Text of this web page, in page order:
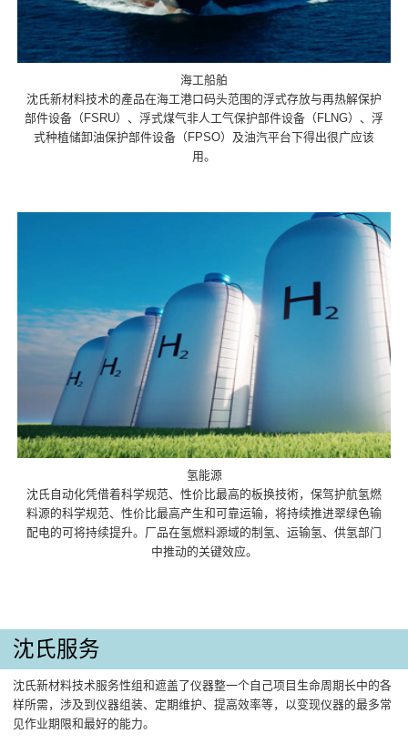
海工船舶
沈氏新材料技术的產品在海工港口码头范围的浮式存放与再热解保护
部件设备（FSRU）、浮式煤气非人工气保护部件设备（FLNG）、浮
式种植储卸油保护部件设备（FPSO）及油汽平台下得出很广应该
用。
氢能源
沈氏自动化凭借着科学规范、性价比最高的板换技術，保驾护航氢燃
料源的科学规范、性价比最高产生和可靠运输，将持续推进翠绿色输
配电的可将持续提升。厂品在氢燃料源域的制氢、运输氢、供氢部门
中推动的关键效应。
沈氏服务
沈氏新材料技术服务性组和遮盖了仪器整一个自己项目生命周期长中的各
样所需，涉及到仪器组装、定期维护、提高效率等，以变现仪器的最多常
见作业期限和最好的能力。